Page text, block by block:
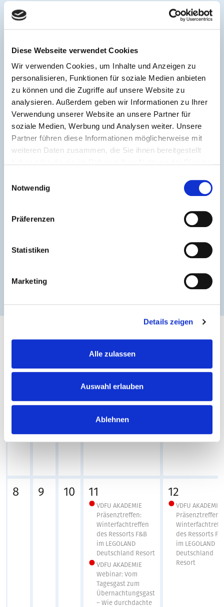
Diese Webseite verwendet Cookies
Wir verwenden Cookies, um Inhalte und Anzeigen zu
personalisieren, Funktionen für soziale Medien anbieten
zu können und die Zugriffe auf unsere Website zu
analysieren. Außerdem geben wir Informationen zu Ihrer
Verwendung unserer Website an unsere Partner für
soziale Medien, Werbung und Analysen weiter. Unsere
Partner führen diese Informationen möglicherweise mit
weiteren Daten zusammen, die Sie ihnen bereitgestellt
Notwendig
Präferenzen
Statistiken
Marketing
Details zeigen
Alle zulassen
Auswahl erlauben
Ablehnen
Übernachtungsgast – Wie durchdachte
Campingangebote die Customer Journey verlängern
Online
Dezember 2025
1 2 3 4 5
8 9 10 11
VDFU AKADEMIE
Präsenztreffen:
Winterfachtreffen
des Ressorts F&B
im LEGOLAND
Deutschland Resort
VDFU AKADEMIE
Webinar: Vom
Tagesgast zum
Übernachtungsgast
– Wie durchdachte
12
VDFU AKADEMIE
Präsenztreffen:
des Ressorts
im LEGOLAND
Deutschland
Resort